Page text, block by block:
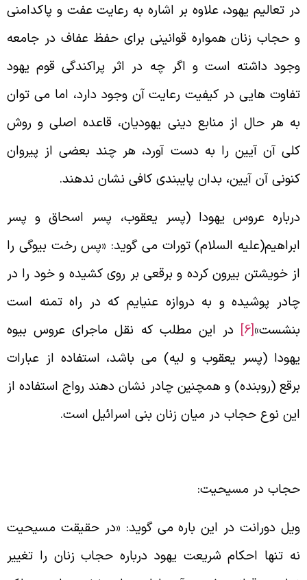
تعالیم یهود، علاوه بر اشاره به رعایت عفت و پاکدامنی
حجاب زنان همواره قوانینی برای حفظ عفاف در جامعه
داشته است و اگر چه در اثر پراکندگی قوم یهود
هایی در کیفیت رعایت آن وجود دارد، اما می توان
هر حال از منابع دینی یهودیان، قاعده اصلی و روش
آن آیین را به دست آورد، هر چند بعضی از پیروان
آن آیین، بدان پایبندی کافی نشان ندهند.
عروس یهودا (پسر یعقوب، پسر اسحاق و پسر
السلام) تورات می گوید: «پس رخت بیوگی را
خویشتن بیرون کرده و برقعی بر روی کشیده و خود را در
پوشیده و به دروازه عنیایم که در راه تمنه است
[6] در این مطلب که نقل ماجرای عروس بیوه
(پسر یعقوب و لیه) می باشد، استفاده از عبارات
(روبنده) و همچنین چادر نشان دهند رواج استفاده از
نوع حجاب در میان زنان بنی اسرائیل است.
در مسیحیت:
دورانت در این باره می گوید: «در حقیقت مسیحیت
تنها احکام شریعت یهود درباره حجاب زنان را تغییر